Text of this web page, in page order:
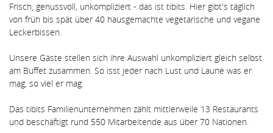
Frisch, genussvoll, unkompliziert - das ist tibits. Hier gibt's täglich
von früh bis spät über 40 hausgemachte vegetarische und vegane
Leckerbissen.
Unsere Gäste stellen sich ihre Auswahl unkompliziert gleich selbst
am Buffet zusammen. So isst jeder nach Lust und Laune was er
mag, so viel er mag.
Das tibits Familienunternehmen zählt mittlerweile 13 Restaurants
und beschäftigt rund 550 Mitarbeitende aus über 70 Nationen.